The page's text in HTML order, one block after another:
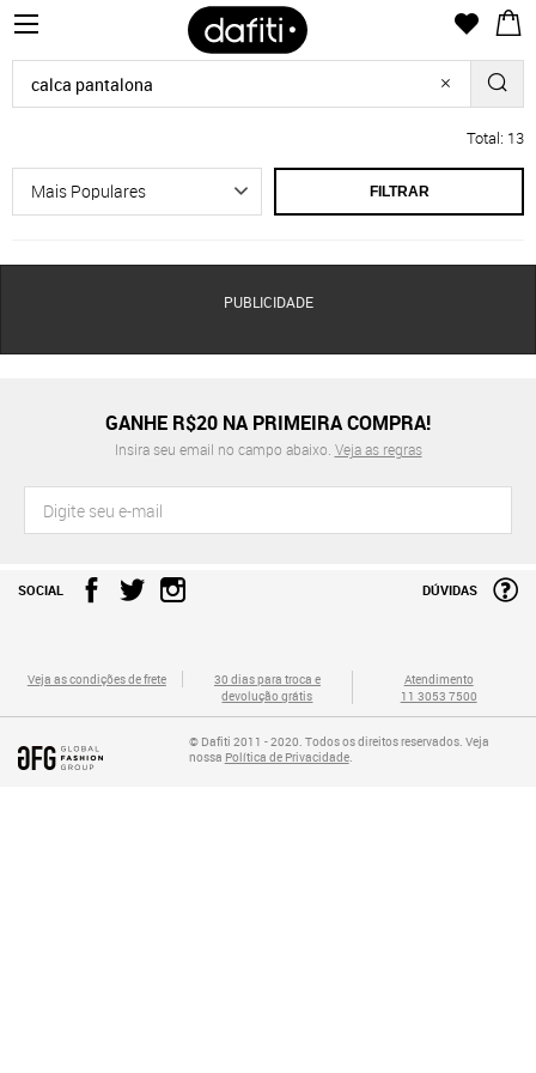
Total: 13
FILTRAR
PUBLICIDADE
GANHE R$20 NA PRIMEIRA COMPRA!
Insira seu email no campo abaixo. Veja as regras
SOCIAL DÚVIDAS
Veja as condições de frete
30 dias para troca e
devolução grátis
Atendimento
11 3053 7500
© Dafiti 2011 - 2020. Todos os direitos reservados. Veja
nossa Política de Privacidade.